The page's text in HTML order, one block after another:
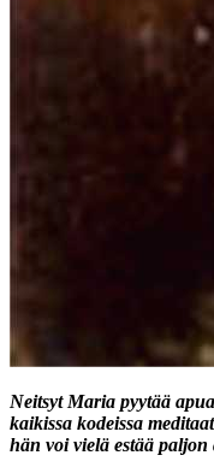
Neitsyt Maria pyytää
kaikissa kodeissa
hän voi vielä estää